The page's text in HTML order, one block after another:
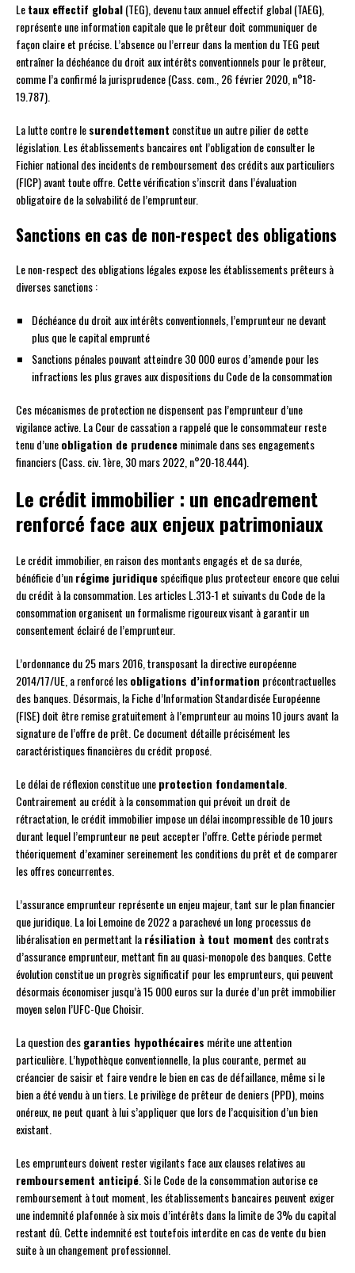
Letaux effectif global(TEG), devenu taux annuel effectif global (TAEG),
représente une information capitale que le prêteur doit communiquer de
façon claire et précise. L’absence ou l’erreur dans la mention du TEG peut
entraîner la déchéance du droit aux intérêts conventionnels pour le prêteur,
comme l’a confirmé la jurisprudence (Cass. com., 26 février 2020, n°18-
19.787).
La lutte contre lesurendettement constitue un autre pilier de cette
législation. Les établissements bancaires ont l’obligation de consulter le
Fichier national des incidents de remboursement des crédits aux particuliers
(FICP) avant toute offre. Cette vérification s’inscrit dans l’évaluation
obligatoire de la solvabilité de l’emprunteur.
Sanctions en cas de non-respect des obligations
Le non-respect des obligations légales expose les établissements prêteurs à
diverses sanctions :
Déchéance du droit aux intérêts conventionnels, l’emprunteur ne devant
plus que le capital emprunté
Sanctions pénales pouvant atteindre 30 000 euros d’amende pour les
infractions les plus graves aux dispositions du Code de la consommation
Ces mécanismes de protection ne dispensent pas l’emprunteur d’une
vigilance active. La Cour de cassation a rappelé que le consommateur reste
tenu d’uneobligation de prudenceminimale dans ses engagements
financiers (Cass. civ. 1ère, 30 mars 2022, n°20-18.444).
Le crédit immobilier : un encadrement
renforcé face aux enjeux patrimoniaux
Le crédit immobilier, en raison des montants engagés et de sa durée,
bénéficie d’unrégime juridiquespécifique plus protecteur encore que celui
du crédit à la consommation. Les articles L.313-1 et suivants du Code de la
consommation organisent un formalisme rigoureux visant à garantir un
consentement éclairé de l’emprunteur.
L’ordonnance du 25 mars 2016, transposant la directive européenne
2014/17/UE, a renforcé lesobligations d’information précontractuelles
des banques. Désormais, la Fiche d’Information Standardisée Européenne
(FISE) doit être remise gratuitement à l’emprunteur au moins 10 jours avant la
signature de l’offre de prêt. Ce document détaille précisément les
caractéristiques financières du crédit proposé.
Le délai de réflexion constitue uneprotection fondamentale.
Contrairement au crédit à la consommation qui prévoit un droit de
rétractation, le crédit immobilier impose un délai incompressible de 10 jours
durant lequel l’emprunteur ne peut accepter l’offre. Cette période permet
théoriquement d’examiner sereinement les conditions du prêt et de comparer
les offres concurrentes.
L’assurance emprunteur représente un enjeu majeur, tant sur le plan financier
que juridique. La loi Lemoine de 2022 a parachevé un long processus de
libéralisation en permettant larésiliation à tout moment des contrats
d’assurance emprunteur, mettant fin au quasi-monopole des banques. Cette
évolution constitue un progrès significatif pour les emprunteurs, qui peuvent
désormais économiser jusqu’à 15 000 euros sur la durée d’un prêt immobilier
moyen selon l’UFC-Que Choisir.
La question desgaranties hypothécaires mérite une attention
particulière. L’hypothèque conventionnelle, la plus courante, permet au
créancier de saisir et faire vendre le bien en cas de défaillance, même si le
bien a été vendu à un tiers. Le privilège de prêteur de deniers (PPD), moins
onéreux, ne peut quant à lui s’appliquer que lors de l’acquisition d’un bien
existant.
Les emprunteurs doivent rester vigilants face aux clauses relatives au
remboursement anticipé. Si le Code de la consommation autorise ce
remboursement à tout moment, les établissements bancaires peuvent exiger
une indemnité plafonnée à six mois d’intérêts dans la limite de 3% du capital
restant dû. Cette indemnité est toutefois interdite en cas de vente du bien
suite à un changement professionnel.